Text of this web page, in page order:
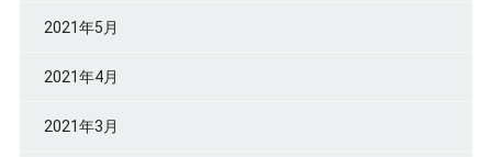
2021年5月
2021年4月
2021年3月